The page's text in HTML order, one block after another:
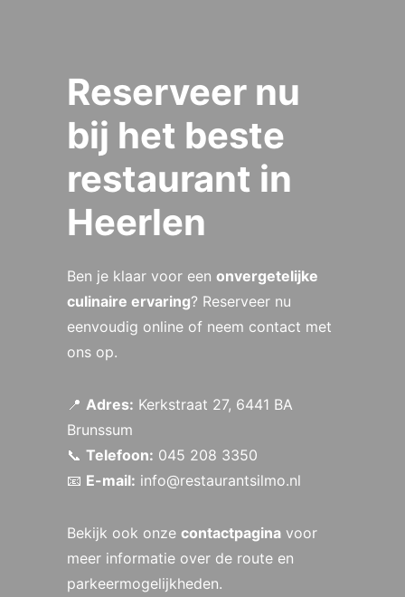
Reserveer nu
bij het beste
restaurant in
Heerlen
Ben je klaar voor een onvergetelijke
culinaire ervaring? Reserveer nu
eenvoudig online of neem contact met
ons op.
📍 Adres: Kerkstraat 27, 6441 BA
Brunssum
📞 Telefoon: 045 208 3350
📧 E-mail: info@restaurantsilmo.nl
Bekijk ook onze contactpagina voor
meer informatie over de route en
parkeermogelijkheden.